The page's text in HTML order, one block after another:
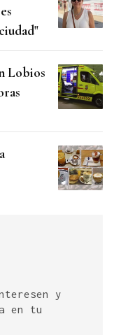
Lobios
y
en tu